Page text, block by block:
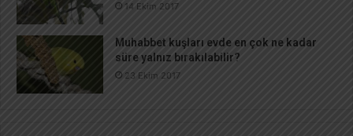
14 Ekim 2017
Muhabbet kuşları evde en çok ne kadar
süre yalnız bırakılabilir?
23 Ekim 2017